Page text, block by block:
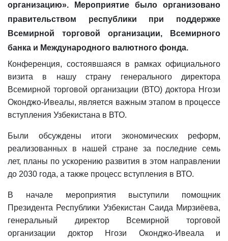
организацию». Мероприятие было организовано
правительством республики при поддержке
Всемирной торговой организации, Всемирного
банка и Международного валютного фонда.
Конференция, состоявшаяся в рамках официального
визита в нашу страну генерального директора
Всемирной торговой организации (ВТО) доктора Нгози
Оконджо-Ивеалы, является важным этапом в процессе
вступления Узбекистана в ВТО.
Были обсуждены итоги экономических реформ,
реализованных в нашей стране за последние семь
лет, планы по ускорению развития в этом направлении
до 2030 года, а также процесс вступления в ВТО.
В начале мероприятия выступили помощник
Президента Республики Узбекистан Саида Мирзиёева,
генеральный директор Всемирной торговой
организации доктор Нгози Оконджо-Ивеала и